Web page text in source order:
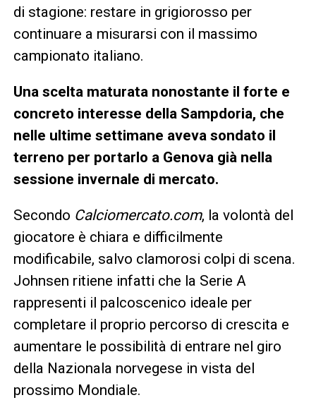
di stagione: restare in grigiorosso per
continuare a misurarsi con il massimo
campionato italiano.
Una scelta maturata nonostante il forte e
concreto interesse della Sampdoria, che
nelle ultime settimane aveva sondato il
terreno per portarlo a Genova già nella
sessione invernale di mercato.
Secondo Calciomercato.com, la volontà del
giocatore è chiara e difficilmente
modificabile, salvo clamorosi colpi di scena.
Johnsen ritiene infatti che la Serie A
rappresenti il palcoscenico ideale per
completare il proprio percorso di crescita e
aumentare le possibilità di entrare nel giro
della Nazionala norvegese in vista del
prossimo Mondiale.